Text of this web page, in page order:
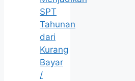
SPT
Tahunan
dari
Kurang
Bayar
/